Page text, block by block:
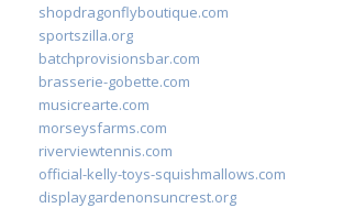
shopdragonflyboutique.com
sportszilla.org
batchprovisionsbar.com
brasserie-gobette.com
musicrearte.com
morseysfarms.com
riverviewtennis.com
official-kelly-toys-squishmallows.com
displaygardenonsuncrest.org